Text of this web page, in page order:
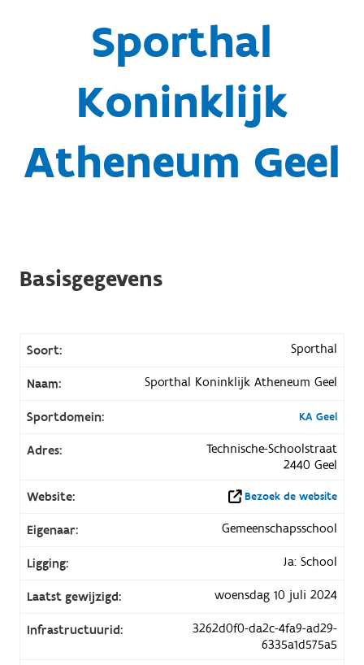
Sporthal
Koninklijk
Atheneum Geel
Basisgegevens
Soort: Sporthal
Naam: Sporthal Koninklijk Atheneum Geel
Sportdomein: KA Geel
Adres:
Technische-Schoolstraat
2440 Geel
Website:
Bezoek de website
Eigenaar: Gemeenschapsschool
Ligging: Ja: School
Laatst gewijzigd: woensdag 10 juli 2024
Infrastructuurid:
3262d0f0-da2c-4fa9-ad29-
6335a1d575a5